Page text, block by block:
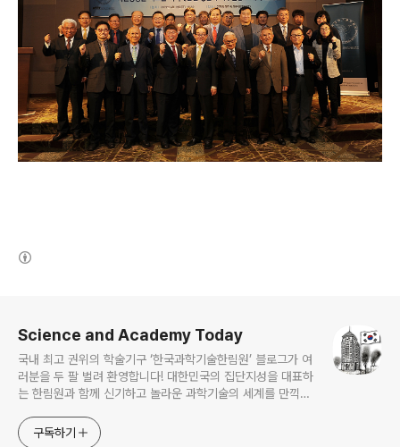
Science and Academy Today
국내 최고 권위의 학술기구 ‘한국과학기술한림원’ 블로그가 여
러분을 두 팔 벌려 환영합니다! 대한민국의 집단지성을 대표하
는 한림원과 함께 신기하고 놀라운 과학기술의 세계를 만끽하
구독하기